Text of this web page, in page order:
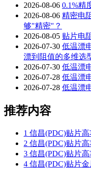
2026-08-06 0.1%精
2026-08-06 精密电
够"精密"？
2026-08-05 贴片电
2026-07-30 低温漂
漂到阻值的多维选
2026-07-30 低温漂
2026-07-28 低温漂
2026-07-28 低温漂
推荐内容
1 信昌(PDC)贴片
2 信昌(PDC)贴片
3 信昌(PDC)贴片高
4 信昌(PDC)贴片